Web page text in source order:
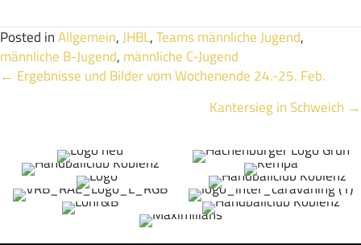
Posted inAllgemein,JHBL,Teams männliche Jugend,
männliche B-Jugend, männliche C-Jugend
Posts
← Ergebnisse und Bilder vom Wochenende 24.-25. Feb.
Kantersieg in Schweich →